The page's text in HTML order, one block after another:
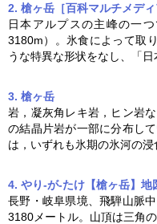
2. 槍ヶ岳［百科マルチメディ
日本アルプスの主峰の一
3180m）。氷食によって取
うな特異な形状をなし、「
3. 槍ヶ岳
岩，凝灰角レキ岩，ヒン岩
の結晶片岩が一部に分布して
は，いずれも氷期の氷河の
4. やり‐が‐たけ【槍ヶ岳】 地
長野・岐阜県境、飛騨山脈
3180メートル。山頂は三角